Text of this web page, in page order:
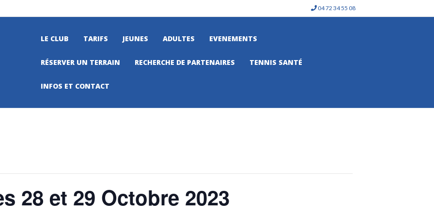
04 72 34 55 08
LE CLUB TARIFS JEUNES ADULTES EVENEMENTS
RÉSERVER UN TERRAIN RECHERCHE DE PARTENAIRES TENNIS SANTÉ
INFOS ET CONTACT
28 et 29 Octobre 2023